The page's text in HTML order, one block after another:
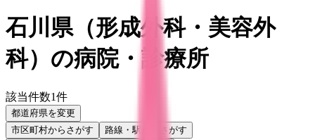
石川県（形成外科・美容外
科） の病院・診療所
該当件数1件
都道府県を変更
市区町村からさがす 路線・駅
からさがす